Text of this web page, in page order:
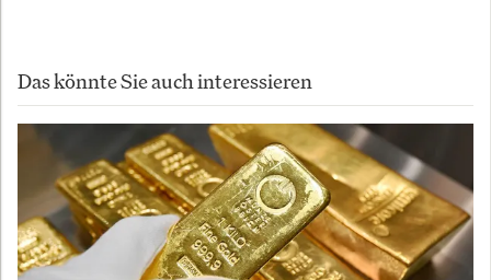
Das könnte Sie auch interessieren